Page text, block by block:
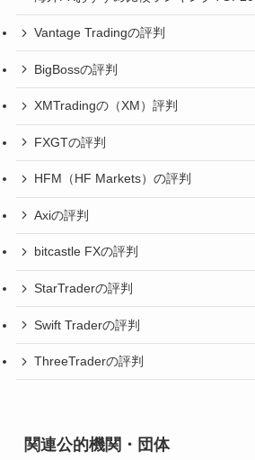
Vantage Tradingの評判
BigBossの評判
XMTradingの（XM）評判
FXGTの評判
HFM（HF Markets）の評判
Axiの評判
bitcastle FXの評判
StarTraderの評判
Swift Traderの評判
ThreeTraderの評判
関連公的機関・団体